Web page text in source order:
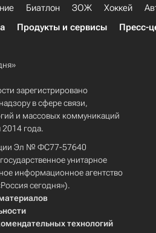
Биатлон ЗОЖ Хоккей
Продукты и сервисы Пресс-
зарегистрировано
в сфере связи,
и массовых коммуникаций
года.
Эл № ФС77-57640
унитарное
информационное агентство
сегодня»).
технологий